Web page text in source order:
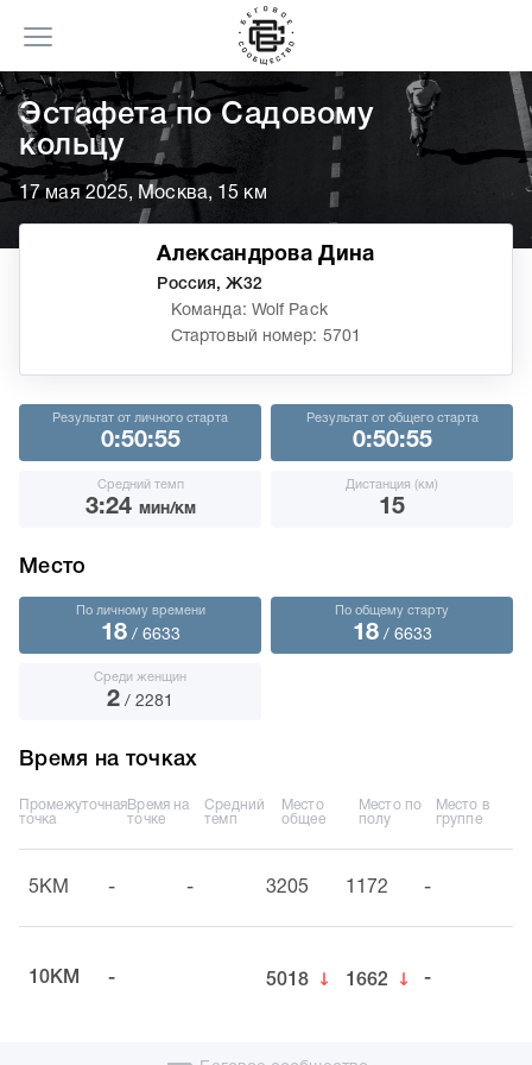
Эстафета по Садовому
кольцу
17 мая 2025, Москва, 15 км
Александрова Дина
Россия, Ж32
Команда: Wolf Pack
Стартовый номер: 5701
Результат от личного старта
0:50:55
Результат от общего старта
0:50:55
Средний темп
3:24 мин/км
Дистанция (км)
15
Место
По личному времени
18/ 6633
По общему старту
18/ 6633
Среди женщин
2 / 2281
Время на точках
Промежуточная
точка
Время на
точке
Средний
темп
Место
общее
Место по
полу
Место в
группе
5KM - - 3205 1172 -
10KM - 5018 ↓ 1662 ↓ -